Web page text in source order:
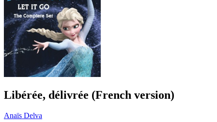
Libérée, délivrée (French version)
Anaïs Delva